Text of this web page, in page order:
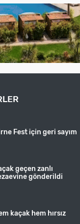
Fest için geri sayım
geçen zanlı
gönderildi
kaçak hem hırsız